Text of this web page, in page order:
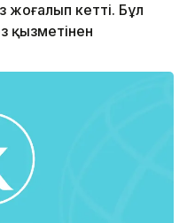
жоғалып кетті. Бұл
қызметінен